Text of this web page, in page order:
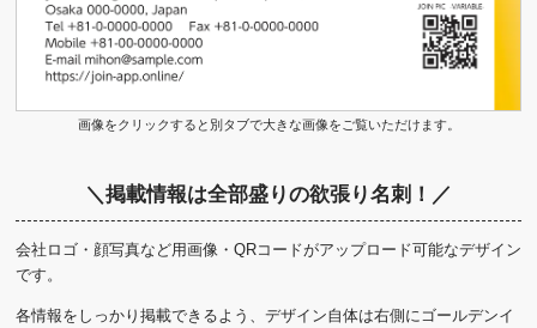
画像をクリックすると別タブで大きな画像をご覧いただけます。
＼掲載情報は全部盛りの欲張り名刺！／
会社ロゴ・顔写真など用画像・QRコードがアップロード可能なデザイン
です。
各情報をしっかり掲載できるよう、デザイン自体は右側にゴールデンイ